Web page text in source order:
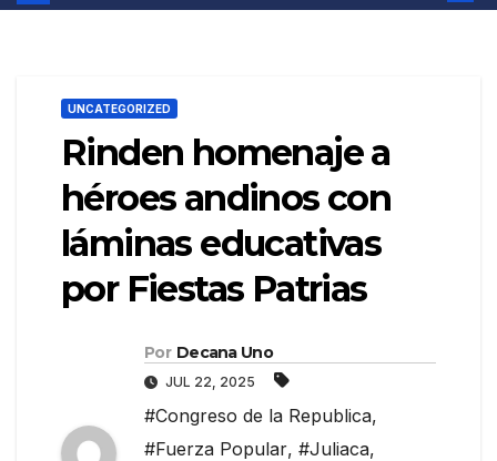
UNCATEGORIZED
Rinden homenaje a
héroes andinos con
láminas educativas
por Fiestas Patrias
Por Decana Uno
JUL 22, 2025
#Congreso de la Republica,
#Fuerza Popular, #Juliaca,